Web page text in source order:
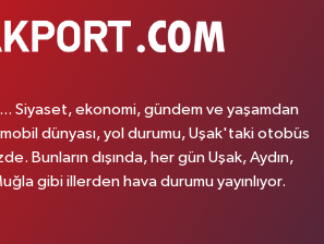
Siyaset, ekonomi, gündem ve yaşamdan
dünyası, yol durumu, Uşak'taki otobüs
Bunların dışında, her gün Uşak, Aydın,
gibi illerden hava durumu yayınlıyor.